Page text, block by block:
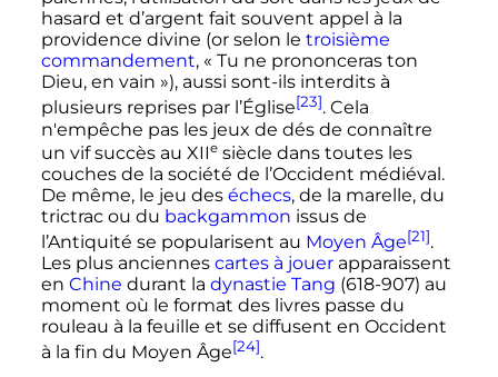
hasard et d’argent fait souvent appel à la
providence divine (or selon le troisième
commandement, « Tu ne prononceras ton
Dieu, en vain »), aussi sont-ils interdits à
plusieurs reprises par l’Église[23]. Cela
n'empêche pas les jeux de dés de connaître
un vif succès au XIIe siècle dans toutes les
couches de la société de l’Occident médiéval.
De même, le jeu des échecs, de la marelle, du
trictrac ou du backgammon issus de
l’Antiquité se popularisent au Moyen Âge[21].
Les plus anciennes cartes à jouerapparaissent
en Chine durant la dynastie Tang (618-907) au
moment où le format des livres passe du
rouleau à la feuille et se diffusent en Occident
à la fin du Moyen Âge[24].